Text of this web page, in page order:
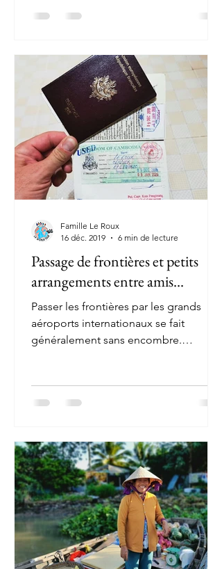
Passage de frontières et petits
arrangements entre amis...
Passer les frontières par les grands
aéroports internationaux se fait
généralement sans encombre.
Famille Le Roux
16 déc. 2019
6 min de lecture